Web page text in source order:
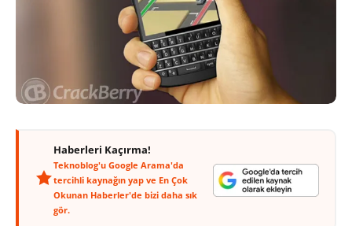
Haberleri Kaçırma!
Teknoblog'u Google Arama'da
tercihli kaynağın yap ve En Çok
Okunan Haberler'de bizi daha sık
gör.